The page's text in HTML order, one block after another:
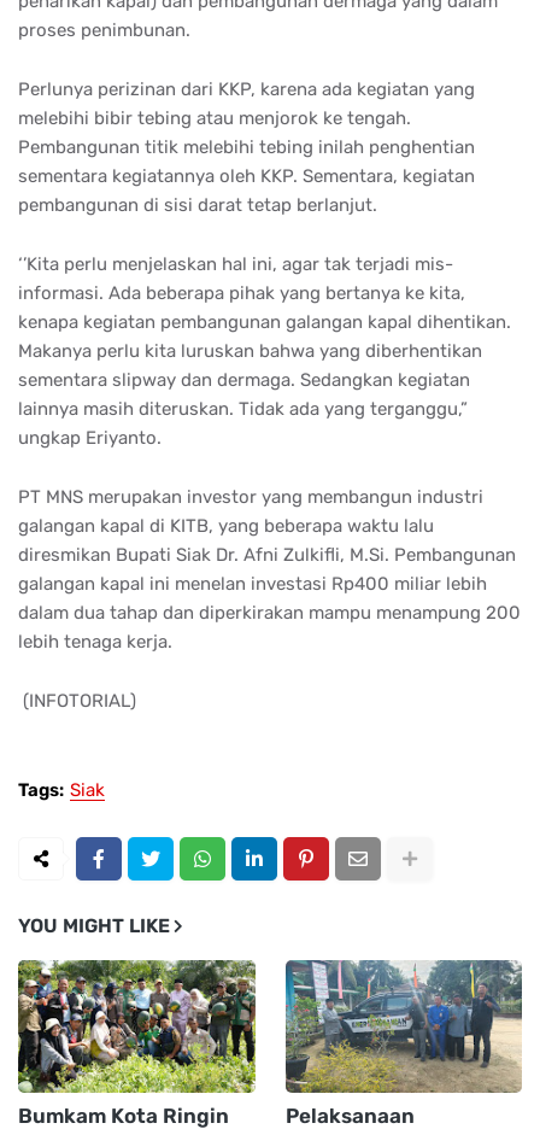
proses penimbunan.
Perlunya perizinan dari KKP, karena ada kegiatan yang
melebihi bibir tebing atau menjorok ke tengah.
Pembangunan titik melebihi tebing inilah penghentian
sementara kegiatannya oleh KKP. Sementara, kegiatan
pembangunan di sisi darat tetap berlanjut.
‘’Kita perlu menjelaskan hal ini, agar tak terjadi mis-
informasi. Ada beberapa pihak yang bertanya ke kita,
kenapa kegiatan pembangunan galangan kapal dihentikan.
Makanya perlu kita luruskan bahwa yang diberhentikan
sementara slipway dan dermaga. Sedangkan kegiatan
lainnya masih diteruskan. Tidak ada yang terganggu,”
ungkap Eriyanto.
PT MNS merupakan investor yang membangun industri
galangan kapal di KITB, yang beberapa waktu lalu
diresmikan Bupati Siak Dr. Afni Zulkifli, M.Si. Pembangunan
galangan kapal ini menelan investasi Rp400 miliar lebih
dalam dua tahap dan diperkirakan mampu menampung 200
lebih tenaga kerja.
(INFOTORIAL)
Tags: Siak
YOU MIGHT LIKE
Bumkam Kota Ringin
Pelaksanaan